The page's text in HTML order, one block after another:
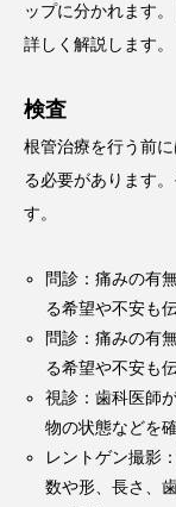
ップに分かれます
詳しく解説します。
検査
根管治療を行う前
る必要があります
す。
問診：痛みの有
る希望や不安も
問診：痛みの有
る希望や不安も
視診：歯科医師
物の状態などを
レントゲン撮影
数や形、長さ、